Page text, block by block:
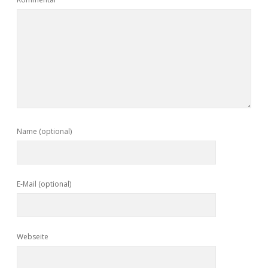
Name (optional)
E-Mail (optional)
Webseite